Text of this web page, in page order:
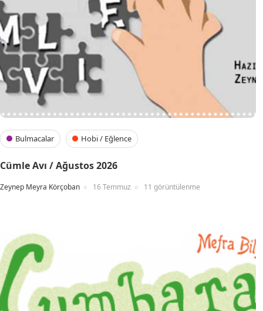
Bulmacalar Hobi / Eğlence
Cümle Avı / Ağustos 2026
Zeynep Meyra Körçoban 16 Temmuz 11 görüntülenme